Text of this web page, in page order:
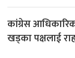
कांग्रेस
खड्का पक्षलाई